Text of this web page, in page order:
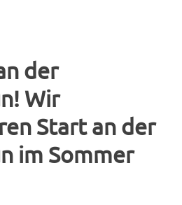
der
Wir
Start an der
im Sommer